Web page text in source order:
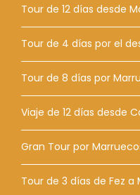
Tour de 12 días desde
Tour de 4 días por el
Tour de 8 días por
Viaje de 12 días desde
Gran Tour por
Tour de 3 días de Fez a